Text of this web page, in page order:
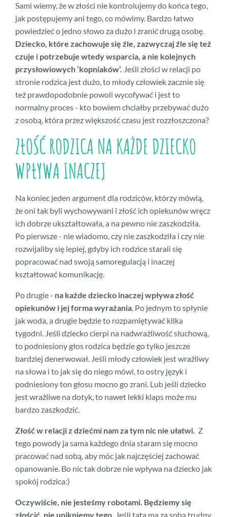
Sami wiemy, że w złości nie kontrolujemy do końca tego,
jak postępujemy ani tego, co mówimy. Bardzo łatwo
powiedzieć o jedno słowo za dużo i zranić drugą osobę.
Dziecko, które zachowuje się źle, zazwyczaj źle się też
czuje i potrzebuje wtedy wsparcia, a nie kolejnych
przysłowiowych ‘kopniaków’. Jeśli złości w relacji po
stronie rodzica jest dużo, to młody człowiek zacznie się
też prawdopodobnie powoli wycofywać i jest to
normalny proces - kto bowiem chciałby przebywać dużo
z osobą, która przez większość czasu jest rozzłoszczona?
ZŁOŚĆ RODZICA NA KAŻDE DZIECKO
WPŁYWA INACZEJ
Na koniec jeden argument dla rodziców, którzy mówią,
że oni tak byli wychowywani i złość ich opiekunów wręcz
ich dobrze ukształtowała, a na pewno nie zaszkodziła.
Po pierwsze - nie wiadomo, czy nie zaszkodziła i czy nie
rozwijaliby się lepiej, gdyby ich rodzice starali się
popracować nad swoją samoregulacją i inaczej
kształtować komunikację.
Po drugie - na każde dziecko inaczej wpływa złość
opiekunów i jej forma wyrażania. Po jednym to spłynie
jak woda, a drugie będzie to rozpamiętywać kilka
tygodni. Jeśli dziecko cierpi na nadwrażliwość słuchową,
to podniesiony głos rodzica będzie go tylko jeszcze
bardziej denerwował. Jeśli młody człowiek jest wrażliwy
na słowa i to jak się do niego mówi, to ostry język i
podniesiony ton głosu mocno go zrani. Lub jeśli dziecko
jest wrażliwe na dotyk, to nawet lekki klaps może mu
bardzo zaszkodzić.
Złość w relacji z dziećmi nam za tym nic nie ułatwi. Z
tego powody ja sama każdegodnia staram się mocno
pracować nad sobą, aby móc jak najczęściej zachować
opanowanie. Bo nic tak dobrze nie wpływa na dziecko jak
spokój rodzica:)
Oczywiście, nie jesteśmy robotami. Będziemy się
złościć, nie unikniemy tego. Jeśli tata ma za sobą trudny